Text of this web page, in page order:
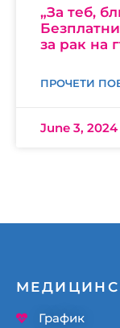
„За теб,
за рак на
ПРОЧЕТИ
June 3, 2024
График